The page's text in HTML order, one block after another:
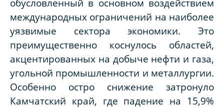
обусловленный в основном воздействием
международных ограничений на наиболее
уязвимые сектора экономики. Это
преимущественно коснулось областей,
акцентированных на добыче нефти и газа,
угольной промышленности и металлургии.
Особенно остро снижение затронуло
Камчатский край, где падение на 15,9%